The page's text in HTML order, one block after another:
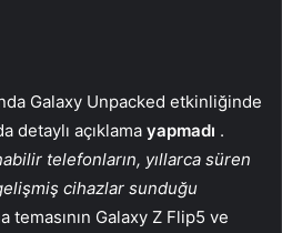
Galaxy Unpacked etkinliğinde
detaylı açıklama yapmadı .
telefonların, yıllarca süren
cihazlar sunduğu
temasının Galaxy Z Flip5 ve